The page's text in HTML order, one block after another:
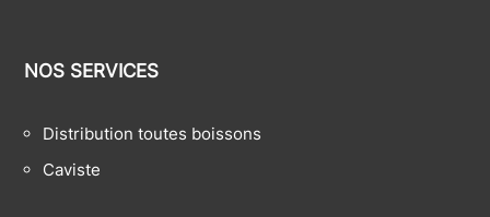
NOS SERVICES
Distribution toutes boissons
Caviste